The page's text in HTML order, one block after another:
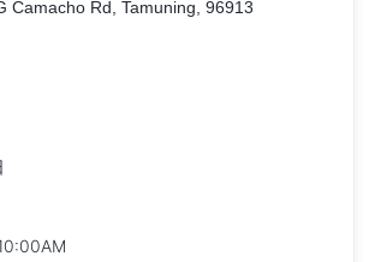
Camacho Rd, Tamuning, 96913